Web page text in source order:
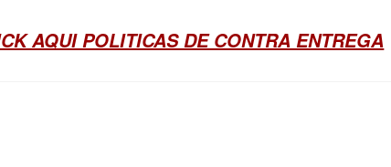
AQUI POLITICAS DE CONTRA ENTREGA